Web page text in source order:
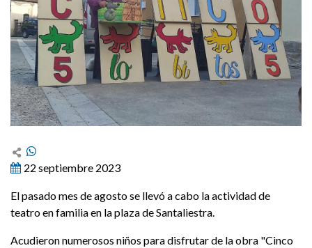
22 septiembre 2023
El pasado mes de agosto se llevó a cabo la actividad de
teatro en familia en la plaza de Santaliestra.
Acudieron numerosos niños para disfrutar de la obra "Cinco